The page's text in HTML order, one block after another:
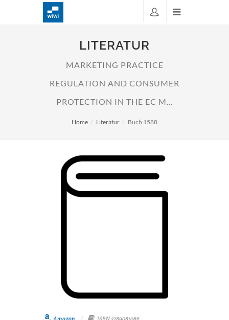
LITERATUR
MARKETING PRACTICE
REGULATION AND CONSUMER
PROTECTION IN THE EC M...
Home Literatur Buch 1588
Amazon
ISBN 3789081086